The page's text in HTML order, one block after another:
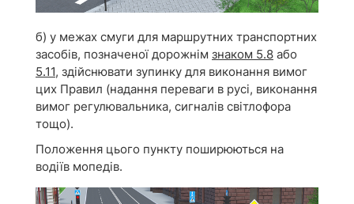
б) у межах смуги для маршрутних транспортних
засобів, позначеної дорожнім знаком 5.8 або
5.11, здійснювати зупинку для виконання вимог
цих Правил (надання переваги в русі, виконання
вимог регулювальника, сигналів світлофора
тощо).
Положення цього пункту поширюються на
водіїв мопедів.